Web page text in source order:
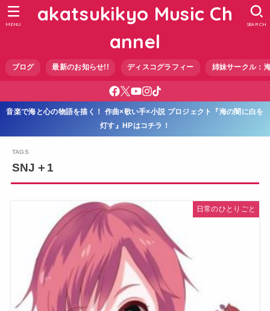
akatsukikyo Music Ch
annel
ブログ 最新のお知らせ!! ディスコグラフィー 姉妹サークル：
SEARCH
MENU
音楽で海と心の物語を描く！ 作曲×歌い手×小説 プロジェクト『海の闇に白を
灯す』HPはコチラ！
SNJ＋1
日常のひとりごと